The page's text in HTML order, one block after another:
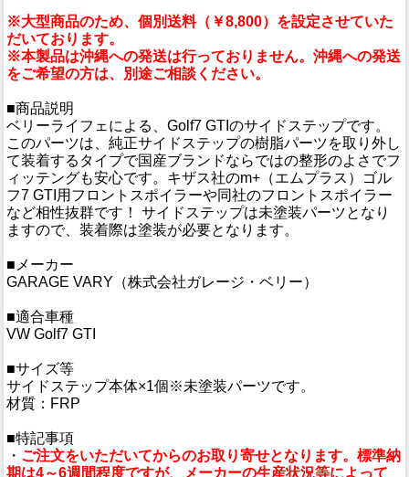
※大型商品のため、個別送料（￥8,800）を設定させていた
だいております。
※本製品は沖縄への発送は行っておりません。沖縄への発送
をご希望の方は、別途ご相談ください。
■商品説明
ベリーライフェによる、Golf7 GTIのサイドステップです。
このパーツは、純正サイドステップの樹脂パーツを取り外し
て装着するタイプで国産ブランドならではの整形のよさでフ
ィッテングも安心です。キザス社のm+（エムプラス）ゴル
フ7 GTI用フロントスポイラーや同社のフロントスポイラー
など相性抜群です！ サイドステップは未塗装パーツとなり
ますので、装着際は塗装が必要となります。
■メーカー
GARAGE VARY（株式会社ガレージ・ベリー）
■適合車種
VW Golf7 GTI
■サイズ等
サイドステップ本体×1個※未塗装パーツです。
材質：FRP
■特記事項
・ ご注文をいただいてからのお取り寄せとなります。標準納
期は4～6週間程度ですが、メーカーの生産状況等によって